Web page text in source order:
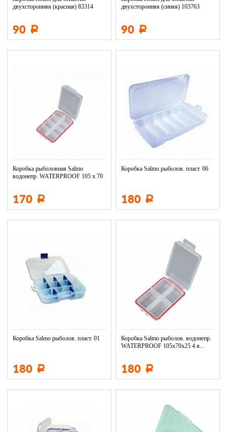
двухсторонняя (красная) 83314
90 Р
двухсторонняя (синяя) 103763
90 Р
Коробка рыболовная Salmo
водонепр. WATERPROOF 105 х 70
170 Р
Коробка Salmo рыболов. пласт. 06
180 Р
Коробка Salmo рыболов. пласт. 01
180 Р
Коробка Salmo рыболов. водонепр.
WATERPROOF 105x70x25 4 я...
180 Р